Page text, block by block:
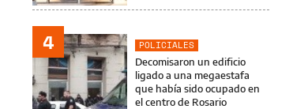
4
POLICIALES
Decomisaron un edificio
ligado a una megaestafa
que había sido ocupado en
el centro de Rosario